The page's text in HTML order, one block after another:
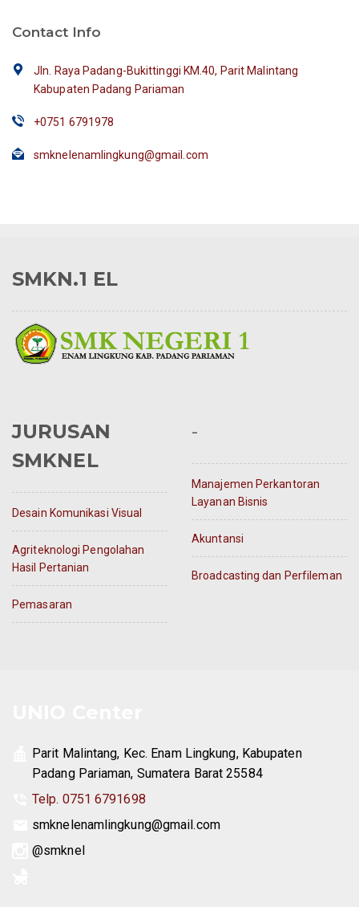
Contact Info
Jln. Raya Padang-Bukittinggi KM.40, Parit Malintang
Kabupaten Padang Pariaman
+0751 6791978
smknelenamlingkung@gmail.com
SMKN.1 EL
JURUSAN
SMKNEL
Desain Komunikasi Visual
Agriteknologi Pengolahan
Hasil Pertanian
Pemasaran
-
Manajemen Perkantoran
Layanan Bisnis
Akuntansi
Broadcasting dan Perfileman
Parit Malintang, Kec. Enam Lingkung, Kabupaten
Padang Pariaman, Sumatera Barat 25584
Telp. 0751 6791698
smknelenamlingkung@gmail.com
@smknel